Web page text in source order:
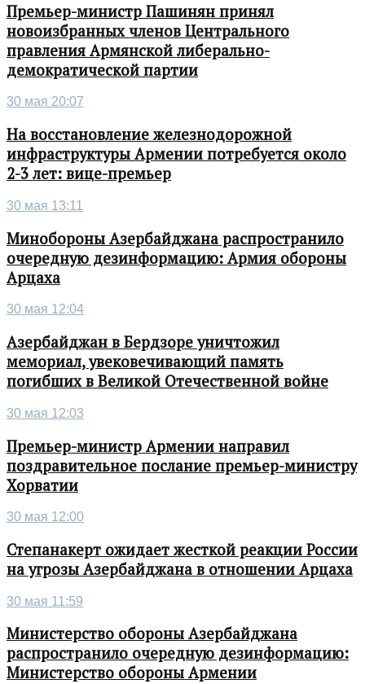
Премьер-министр Пашинян принял
новоизбранных членов Центрального
правления Армянской либерально-
демократической партии
30 мая 20:07
На восстановление железнодорожной
инфраструктуры Армении потребуется около
2-3 лет: вице-премьер
30 мая 13:11
Минобороны Азербайджана распространило
очередную дезинформацию: Армия обороны
Арцаха
30 мая 12:04
Азербайджан в Бердзоре уничтожил
мемориал, увековечивающий память
погибших в Великой Отечественной войне
30 мая 12:03
Премьер-министр Армении направил
поздравительное послание премьер-министру
Хорватии
30 мая 12:00
Степанакерт ожидает жесткой реакции России
на угрозы Азербайджана в отношении Арцаха
30 мая 11:59
Министерство обороны Азербайджана
распространило очередную дезинформацию:
Министерство обороны Армении